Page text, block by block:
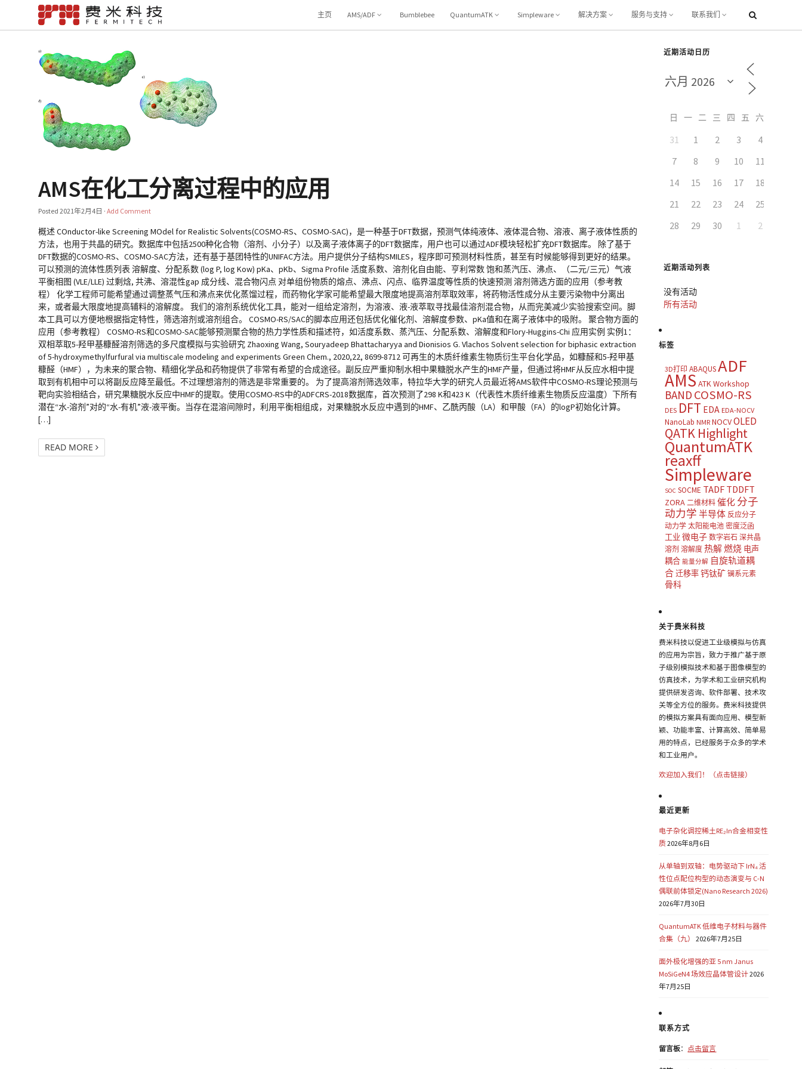
主页 AMS/ADF Bumblebee QuantumATK Simpleware 解决方案 服务与支持 联系我们
AMS在化工分离过程中的应用
Posted2021年2月4日 ·Add Comment
概述 COnductor-like Screening MOdel for Realistic Solvents(COSMO-RS、COSMO-SAC)，是一种基于DFT数据，预测气体纯液体、液体混合物、溶液、离子液体性质的
方法，也用于共晶的研究。数据库中包括2500种化合物（溶剂、小分子）以及离子液体离子的DFT数据库，用户也可以通过ADF模块轻松扩充DFT数据库。 除了基于
DFT数据的COSMO-RS、COSMO-SAC方法，还有基于基团特性的UNIFAC方法。用户提供分子结构SMILES，程序即可预测材料性质，甚至有时候能够得到更好的结果。
可以预测的流体性质列表 溶解度、分配系数 (log P, log Kow) pKa、pKb、Sigma Profile 活度系数、溶剂化自由能、亨利常数 饱和蒸汽压、沸点、（二元/三元）气液
平衡相图 (VLE/LLE) 过剩焓, 共沸、溶混性gap 成分线、混合物闪点 对单组份物质的熔点、沸点、闪点、临界温度等性质的快速预测 溶剂筛选方面的应用（参考教
程） 化学工程师可能希望通过调整蒸气压和沸点来优化蒸馏过程，而药物化学家可能希望最大限度地提高溶剂萃取效率，将药物活性成分从主要污染物中分离出
来，或者最大限度地提高辅料的溶解度。 我们的溶剂系统优化工具，能对一组给定溶剂，为溶液、液-液萃取寻找最佳溶剂混合物，从而完美减少实验搜索空间。脚
本工具可以方便地根据指定特性，筛选溶剂或溶剂组合。 COSMO-RS/SAC的脚本应用还包括优化催化剂、溶解度参数、pKa值和在离子液体中的吸附。 聚合物方面的
应用（参考教程） COSMO-RS和COSMO-SAC能够预测聚合物的热力学性质和描述符，如活度系数、蒸汽压、分配系数、溶解度和Flory-Huggins-Chi 应用实例 实例1：
双相萃取5-羟甲基糠醛溶剂筛选的多尺度模拟与实验研究 Zhaoxing Wang, Souryadeep Bhattacharyya and Dionisios G. Vlachos Solvent selection for biphasic extraction
of 5-hydroxymethylfurfural via multiscale modeling and experiments Green Chem., 2020,22, 8699-8712 可再生的木质纤维素生物质衍生平台化学品，如糠醛和5-羟甲基
糠醛（HMF），为未来的聚合物、精细化学品和药物提供了非常有希望的合成途径。副反应严重抑制水相中果糖脱水产生的HMF产量，但通过将HMF从反应水相中提
取到有机相中可以将副反应降至最低。不过理想溶剂的筛选是非常重要的。 为了提高溶剂筛选效率，特拉华大学的研究人员最近将AMS软件中COSMO-RS理论预测与
靶向实验相结合，研究果糖脱水反应中HMF的提取。使用COSMO-RS中的ADFCRS-2018数据库，首次预测了298 K和423 K（代表性木质纤维素生物质反应温度）下所有
潜在“水-溶剂”对的“水-有机”液-液平衡。当存在混溶间隙时，利用平衡相组成，对果糖脱水反应中遇到的HMF、乙酰丙酸（LA）和甲酸（FA）的logP初始化计算。
[…]
READ MORE
近期活动日历
日 一 二 三 四 五
31 1 2 3 4
7
8 9 10 11
14
15 16 17 18
21
22 23 24 25
28
29 30 1 2
近期活动列表
没有活动
所有活动
标签
3D打印 ABAQUSADF
AMS ATK Workshop
BAND COSMO-RS
DES DFT EDA EDA-NOCV
NanoLab NMR NOCVOLED
QATK Highlight
QuantumATK
reaxff
Simpleware
SOC SOCME TADF TDDFT
ZORA 二维材料 催化 分子
动力学 半导体 反应分子
动力学 太阳能电池 密度泛函
工业 微电子 数字岩石 深共晶
溶剂 溶解度 热解燃烧 电声
耦合 能量分解 自旋轨道耦
合迁移率钙钛矿 镧系元素
骨科
关于费米科技
费米科技以促进工业级模拟与仿真
的应用为宗旨，致力于推广基于原
子级别模拟技术和基于图像模型的
仿真技术，为学术和工业研究机构
提供研发咨询、软件部署、技术攻
关等全方位的服务。费米科技提供
的模拟方案具有面向应用、模型新
颖、功能丰富、计算高效、简单易
用的特点，已经服务于众多的学术
和工业用户。
欢迎加入我们！（点击链接）
最近更新
电子杂化调控稀土RE₂In合金相变性
质2026年8月6日
从单轴到双轴：电势驱动下 IrN₄ 活
性位点配位构型的动态演变与 C-N
偶联前体锁定(Nano Research 2026)
2026年7月30日
QuantumATK 低维电子材料与器件
合集（九）
2026年7月25日
面外极化增强的亚 5 nm Janus
MoSiGeN4 场效应晶体管设计2026
年7月25日
联系方式
留言板： 点击留言